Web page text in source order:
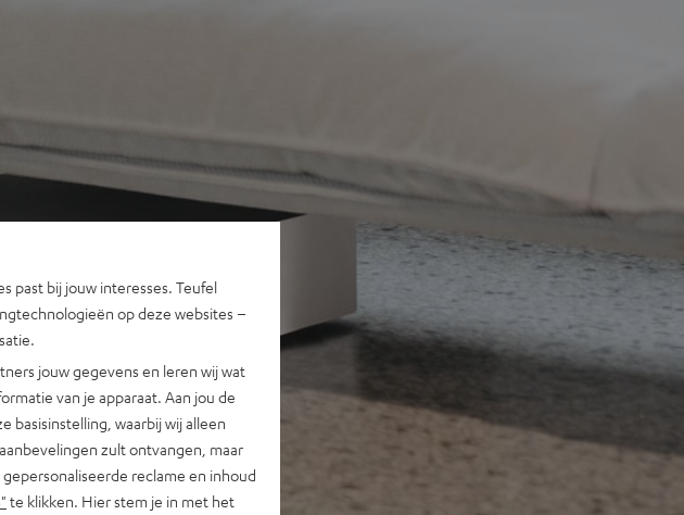
past bij jouw interesses. Teufel
op deze websites –
jouw gegevens en leren wij wat
van je apparaat. Aan jou de
basisinstelling, waarbij wij alleen
zult ontvangen, maar
reclame en inhoud
te klikken. Hier stem je in met het